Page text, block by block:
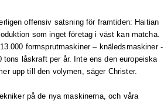
offensiv satsning för framtiden: Haitian
som inget företag i väst kan matcha.
formsprutmaskiner – knäledsmaskiner
tons låskraft per år. Inte ens den europeiska
upp till den volymen, säger Christer.
på de nya maskinerna, och våra